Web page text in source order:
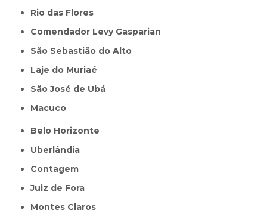
Rio das Flores
Comendador Levy Gasparian
São Sebastião do Alto
Laje do Muriaé
São José de Ubá
Macuco
Belo Horizonte
Uberlândia
Contagem
Juiz de Fora
Montes Claros